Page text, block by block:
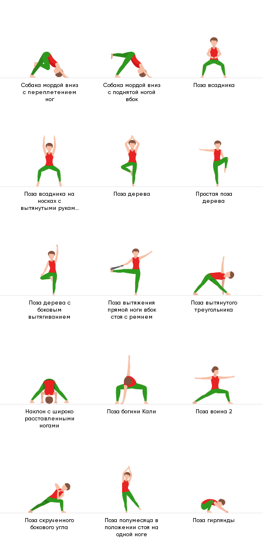
Собака мордой вниз
с переплетением
ног
Собака мордой вниз
с поднятой ногой
вбок
Поза всадника
Поза всадника на
носках с
вытянутыми руками
Поза дерева
Простая поза
дерева
Поза дерева с
боковым
вытягиванием
Поза вытяжения
прямой ноги вбок
стоя с ремнем
Поза вытянутого
треугольника
Наклон с широко
расставленными
ногами
Поза богини Кали Поза воина 2
Поза скрученного
бокового угла
Поза полумесяца в
положении стоя на
одной ноге
Поза гирлянды